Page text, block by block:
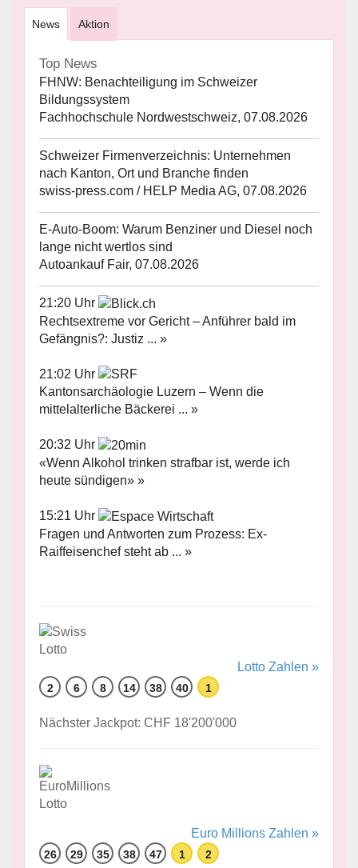
News Aktion
Top News
FHNW: Benachteiligung im Schweizer
Bildungssystem
Fachhochschule Nordwestschweiz, 07.08.2026
Schweizer Firmenverzeichnis: Unternehmen
nach Kanton, Ort und Branche finden
swiss-press.com / HELP Media AG, 07.08.2026
E-Auto-Boom: Warum Benziner und Diesel noch
lange nicht wertlos sind
Autoankauf Fair, 07.08.2026
21:20 Uhr
Rechtsextreme vor Gericht – Anführer bald im
Gefängnis?: Justiz ... »
21:02 Uhr
Kantonsarchäologie Luzern – Wenn die
mittelalterliche Bäckerei ... »
20:32 Uhr
«Wenn Alkohol trinken strafbar ist, werde ich
heute sündigen» »
15:21 Uhr
Fragen und Antworten zum Prozess: Ex-
Raiffeisenchef steht ab ... »
Lotto Zahlen »
2 6 8 14 38 40 1
Nächster Jackpot: CHF 18'200'000
Euro Millions Zahlen »
26 29 35 38 47 1 2